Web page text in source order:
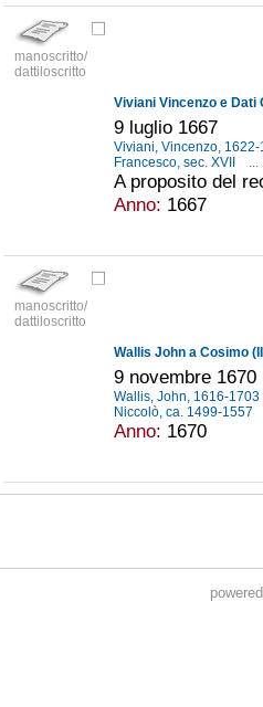
manoscritto/
dattiloscritto
Viviani Vincenzo e Dati
9 luglio 1667
Viviani, Vincenzo,
Francesco, sec. XVII
A proposito del
Anno: 1667
manoscritto/
dattiloscritto
Wallis John a Cosimo
9 novembre 1670
Wallis, John, 1616-1703
Niccolò, ca. 1499-1557
Anno: 1670